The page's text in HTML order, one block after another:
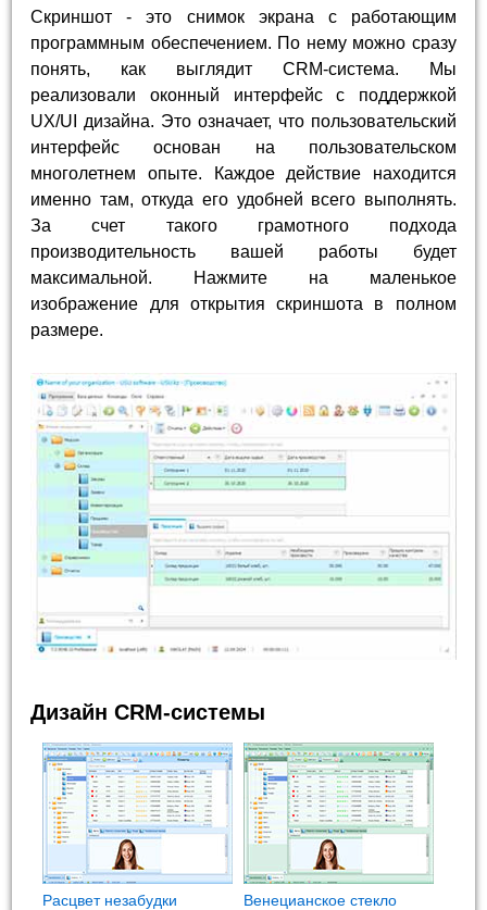
Скриншот - это снимок экрана с работающим
программным обеспечением. По нему можно сразу
понять, как выглядит CRM-система. Мы
реализовали оконный интерфейс с поддержкой
UX/UI дизайна. Это означает, что пользовательский
интерфейс основан на пользовательском
многолетнем опыте. Каждое действие находится
именно там, откуда его удобней всего выполнять.
За счет такого грамотного подхода
производительность вашей работы будет
максимальной. Нажмите на маленькое
изображение для открытия скриншота в полном
размере.
Дизайн CRM-системы
Расцвет незабудки Венецианское стекло